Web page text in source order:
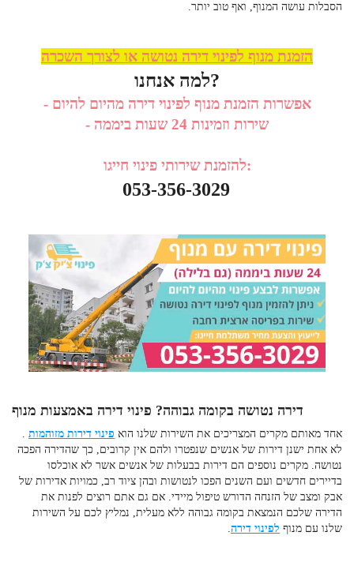
הסבלות עושה המנוף, ואף טוב יותר.
הזמנת מנוף לפינוי דירה נטושה או לצורך השכרה
למה אנחנו?
- אפשרות הזמנת מנוף לפינוי דירה מהיום להיום
- שירות וזמינות 24 שעות ביממה
להזמנת שירותי פינוי חייגו:
053-356-3029
דירה נטושה בקומה גבוהה? פינוי דירה באמצעות מנוף
אחד מאותם מקרים המצריכים את השירות שלנו הוא פינוי דירות מזוהמות
לא אחת ישנן דירות של אנשים שנפטרו ולהם אין קרובים, כך שהדירה הפכה
נטושה. מקרים נוספים הם דירות בבעלות של אנשים אשר לא אוכלסו
בדיירים חדשים ועם השנים הפכו לנטושות ובהן ציוד רב, כמויות אדירות של
אבק ומצב של הזנחה הדורש טיפול מיידי. אם גם אתם רוצים לפנות את
הדירה שלכם הנמצאת בקומה גבוהה ללא מעלית, נמליץ לכם על השירות
שלנו עם מנוף לפינוי דירה